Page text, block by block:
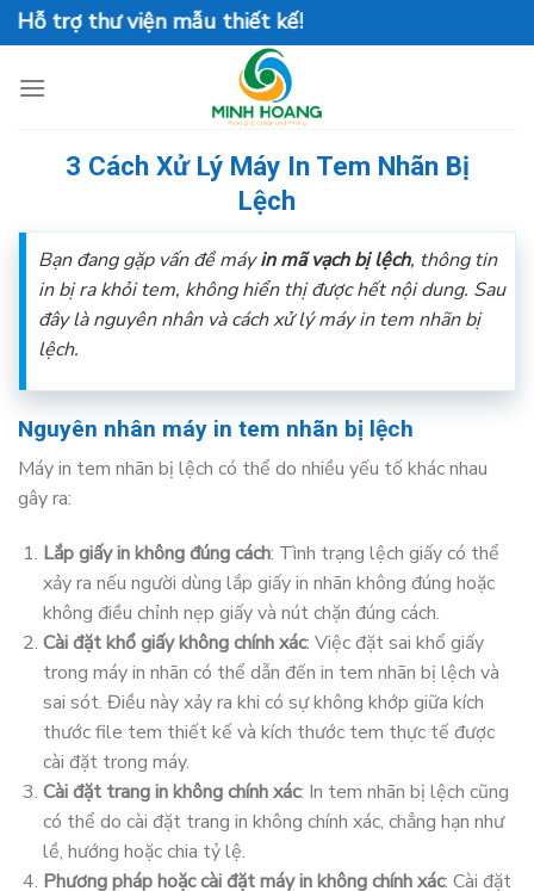
Skip
to
thư viện mẫu thiết kế!
3 Cách Xử Lý Máy In Tem Nhãn Bị
Lệch
Bạn đang gặp vấn đề máyin mã vạch bị lệch, thông tin
in bị ra khỏi tem, không hiển thị được hết nội dung. Sau
đây là nguyên nhân và cách xử lý máy in tem nhãn bị
lệch.
Nguyên nhân máy in tem nhãn bị lệch
Máy in tem nhãn bị lệch có thể do nhiều yếu tố khác nhau
gây ra:
Lắp giấy in không đúng cách: Tình trạng lệch giấy có thể
xảy ra nếu người dùng lắp giấy in nhãn không đúng hoặc
không điều chỉnh nẹp giấy và nút chặn đúng cách.
Cài đặt khổ giấy không chính xác: Việc đặt sai khổ giấy
trong máy in nhãn có thể dẫn đến in tem nhãn bị lệch và
sai sót. Điều này xảy ra khi có sự không khớp giữa kích
thước file tem thiết kế và kích thước tem thực tế được
cài đặt trong máy.
Cài đặt trang in không chính xác: In tem nhãn bị lệch cũng
có thể do cài đặt trang in không chính xác, chẳng hạn như
lề, hướng hoặc chia tỷ lệ.
Phương pháp hoặc cài đặt máy in không chính xác: Cài đặt